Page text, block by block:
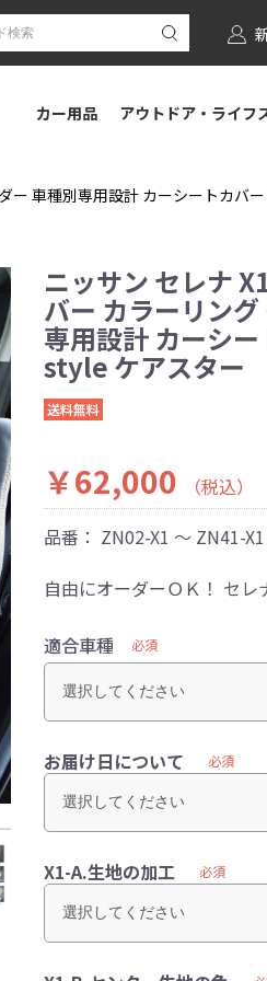
カー用品 アウトドア・ライフ
ー 車種別専用設計 カーシートカバ
ニッサン セレナ
バー カラーリン
専用設計 カーシ
style ケアスター
送料無料
￥62,000
（税込）
品番： ZN02-X1 ～ ZN41-X1
自由にオーダーＯＫ！ セレ
適合車種 必須
お届け日について 必須
X1-A.生地の加工 必須